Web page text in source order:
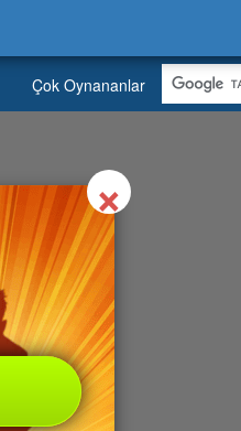
Çok Oynananlar
×Close